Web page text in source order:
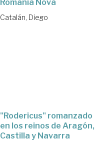
Romania Nova
Catalán, Diego
"Rodericus" romanzado
en los reinos de Aragón,
Castilla y Navarra